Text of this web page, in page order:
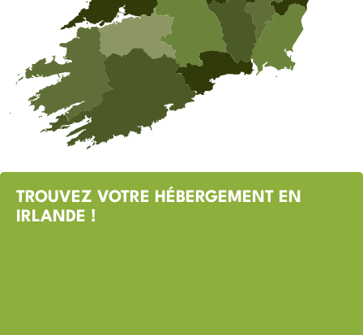
TROUVEZ VOTRE HÉBERGEMENT EN
IRLANDE !